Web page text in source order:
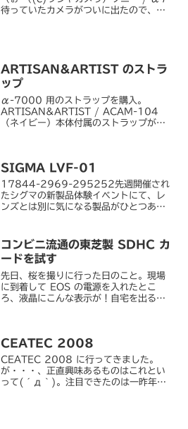
待っていたカメラがついに出たので、観
ARTISAN&ARTIST のストラ
ップ
α-7000 用のストラップを購入。
ARTISAN&ARTIST / ACAM-104
（ネイビー）本体付属のストラップがさ
で...
SIGMA LVF-01
17844-2969-295252先週開催され
たシグマの新製品体験イベントにて、レ
ンズとは別に気になる製品がひとつあり
01」です。おそらくこれも国内で実...
コンビニ流通の東芝製 SDHC カ
ードを試す
先日、桜を撮りに行った日のこと。現場
に到着して EOS の電源を入れたとこ
ろ、液晶にこんな表示が！自宅を出ると
Extrem...
CEATEC 2008
CEATEC 2008 に行ってきました。
が・・・、正直興味あるものはこれとい
って(´д｀)。注目できたのは一昨年の